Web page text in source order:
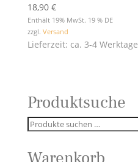
18,90 €
Enthält 19% MwSt. 19 % DE
zzgl. Versand
Lieferzeit: ca. 3-4 Werktage
Produktsuche
Suchen